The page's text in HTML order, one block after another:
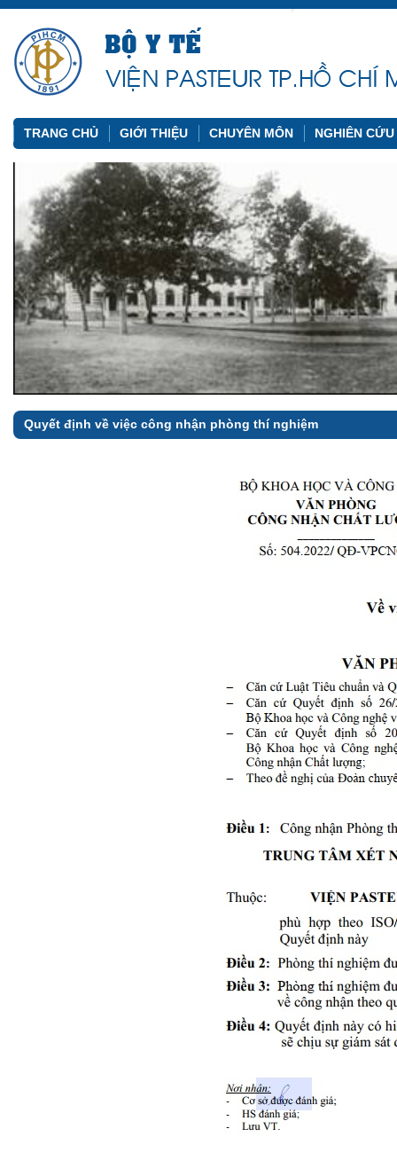
TRANG CHỦ GIỚI THIỆU CHUYÊN MÔN NGHIÊN
Quyết định về việc công nhận phòng thí nghiệm